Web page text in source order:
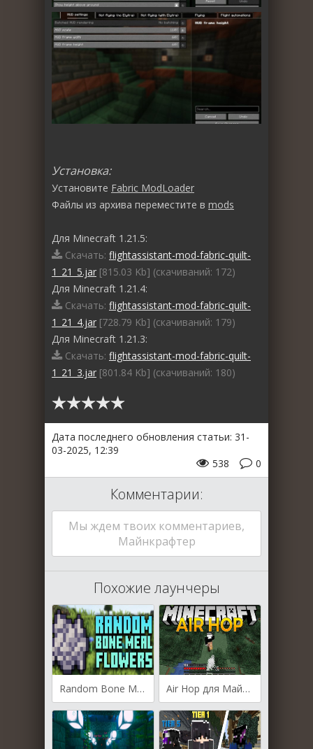
Установка:
Установите Fabric ModLoader
Файлы из архива переместите в mods
Для Minecraft 1.21.5:
Скачать: flightassistant-mod-fabric-quilt-
1_21_5.jar [815.03 Kb] (cкачиваний: 172)
Для Minecraft 1.21.4:
Скачать: flightassistant-mod-fabric-quilt-
1_21_4.jar [728.79 Kb] (cкачиваний: 179)
Для Minecraft 1.21.3:
Скачать: flightassistant-mod-fabric-quilt-
1_21_3.jar [801.84 Kb] (cкачиваний: 180)
Дата последнего обновления статьи: 31-
03-2025, 12:39
0
538
Комментарии:
Мы ждем твоих комментариев,
Майнкрафтер
Похожие лаунчеры
Random Bone Meal Flowers для Майнкрафт [1.21.5, 1.21.4, 1.21.3] Air Hop для Майнкрафт [1.21.3, 1.21.1, 1.20.4]